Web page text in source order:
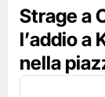
Strage a
l’addio a
nella